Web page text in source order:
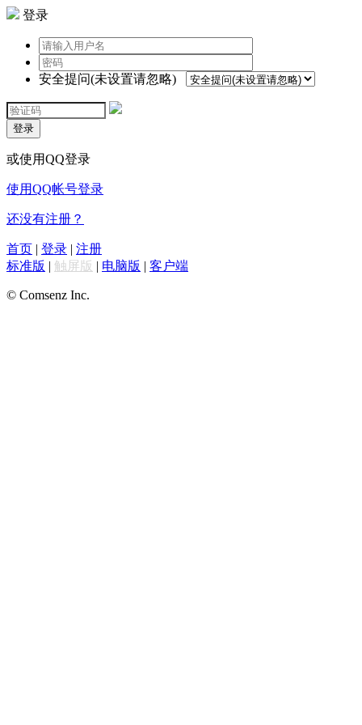
登录
安全提问(未设置请忽略)
登录
或使用QQ登录
使用QQ帐号登录
还没有注册？
首页 | 登录 | 注册
标准版 | 触屏版 | 电脑版 | 客户端
© Comsenz Inc.